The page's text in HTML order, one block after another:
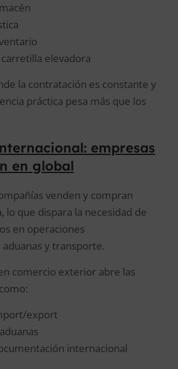
elevadora
la contratación es constante y
práctica pesa más que los
empresas
en global
venden y compran
lo que dispara la necesidad de
en operaciones
y transporte.
comercio exterior abre las
export
internacional